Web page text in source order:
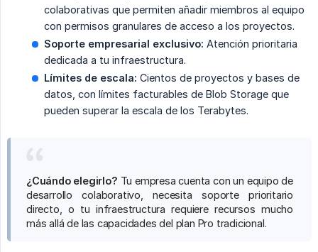
colaborativas que permiten añadir miembros al equipo
con permisos granulares de acceso a los proyectos.
Soporte empresarial exclusivo: Atención prioritaria
dedicada a tu infraestructura.
Límites de escala: Cientos de proyectos y bases de
datos, con límites facturables de Blob Storage que
pueden superar la escala de los Terabytes.
¿Cuándo elegirlo? Tu empresa cuenta con un equipo de
desarrollo colaborativo, necesita soporte prioritario
directo, o tu infraestructura requiere recursos mucho
más allá de las capacidades del plan Pro tradicional.